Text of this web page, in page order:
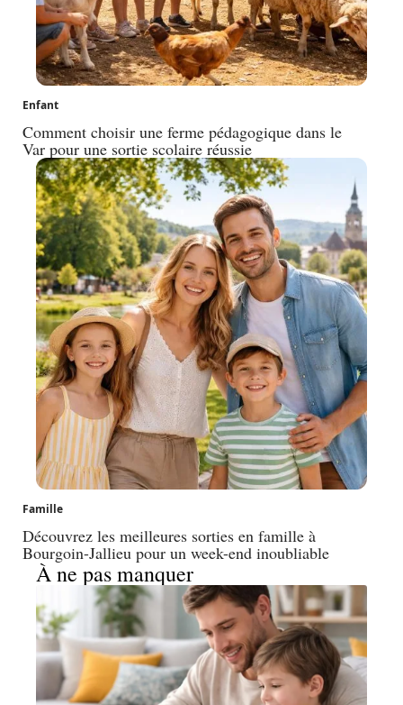
Enfant
Comment choisir une ferme pédagogique dans le
Var pour une sortie scolaire réussie
Famille
Découvrez les meilleures sorties en famille à
Bourgoin-Jallieu pour un week-end inoubliable
À ne pas manquer